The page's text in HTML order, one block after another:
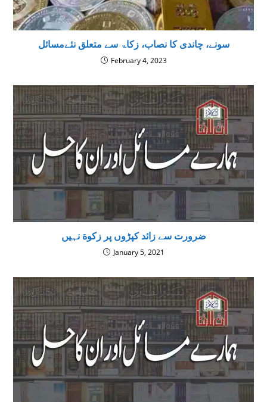
سونے، چاندی کا نصاب، زکاۃ سے متعلق نئےمسائل
February 4, 2023
ضرورت سے زائد کپڑوں پر زکوة نہیں
January 5, 2021